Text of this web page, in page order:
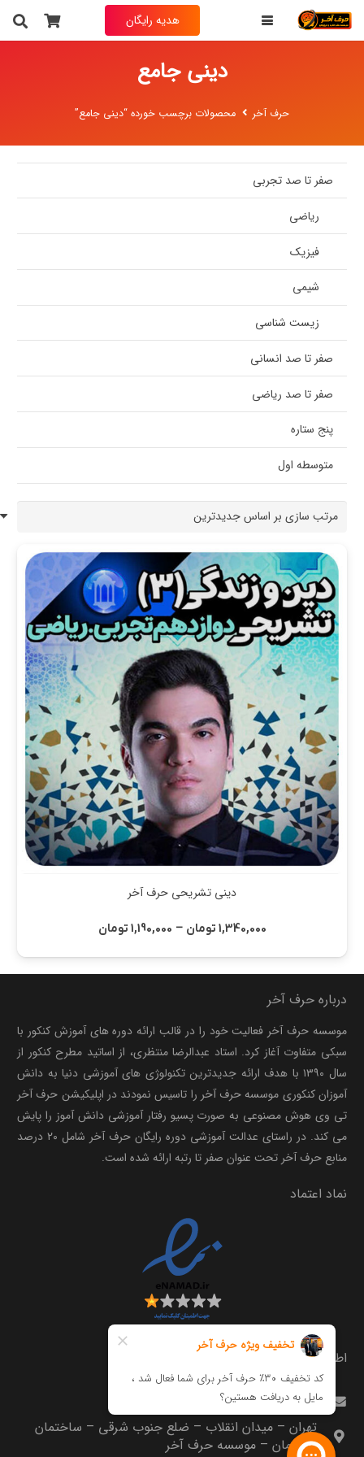
هدیه رایگان
دینی جامع
حرف آخر محصولات برچسب خورده “دینی جامع”
صفر تا صد تجربی
ریاضی
فیزیک
شیمی
زیست شناسی
صفر تا صد انسانی
صفر تا صد ریاضی
پنج ستاره
متوسطه اول
دینی تشریحی حرف آخر
1,340,000 تومان –
1,190,000 تومان
درباره حرف آخر
موسسه حرف آخر فعالیت خود را در قالب ارائه دوره های آموزش کنکور با
سبکی متفاوت آغاز کرد. استاد عبدالرضا منتظری، از اساتید مطرح کنکور از
سال ۱۳۹۰ با هدف ارائه جدیدترین تکنولوژی های آموزشی دنیا به دانش
آموزان کنکوری موسسه حرف آخر را تاسیس نمودند در اپلیکیشن حرف آخر
تی وی هوش مصنوعی به صورت پسیو رفتار آموزشی دانش آموز را پایش
می کند. در راستای عدالت آموزشی دوره رایگان حرف آخر شامل ۲۰ درصد
منابع حرف آخر تحت عنوان صفر تا رتبه ارائه شده است.
نماد اعتماد
اطلاعات تماس
info@harfeakhar.com
تهران – میدان انقلاب – ضلع جنوب شرقی – ساختمان
مترجمان – موسسه حرف آخر